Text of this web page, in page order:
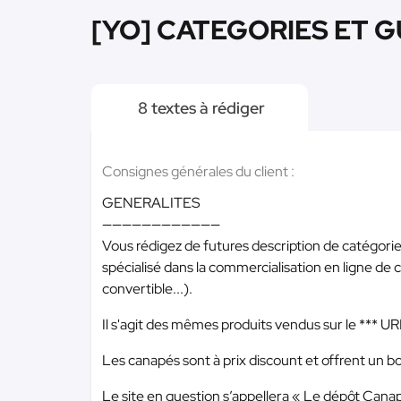
[YO] CATEGORIES ET
8 textes à rédiger
Consignes générales du client :
GENERALITES
————————————
Vous rédigez de futures description de
spécialisé dans la commercialisation en ligne
convertible...).
Il s'agit des mêmes produits vendus sur le***
Les canapés sont à prix discount et offrent un
Le site en question s’appellera « Le dépôt